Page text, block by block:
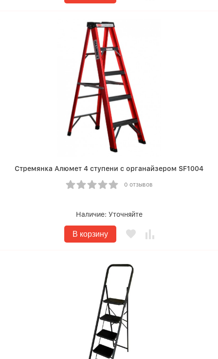
Стремянка Алюмет 4 ступени с органайзером SF1004
0 отзывов
Наличие: Уточняйте
В корзину